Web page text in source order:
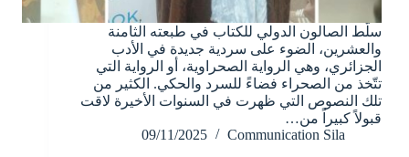
سلّط الصالون الدولي للكتاب في طبعته الثامنة
والعشرين، الضوء على سردية جديدة في الأدب
الجزائري، وهي الرواية الصحراوية، أو الرواية التي
تتّخذ من الصحراء فضاءً للسرد والحكي. الكثير من
تلك النصوص التي ظهرت في السنوات الأخيرة لاقت
قبولاً كبيراً من…
Communication Sila
09/11/2025